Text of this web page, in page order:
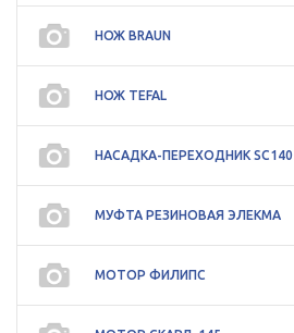
НОЖ BRAUN
НОЖ TEFAL
НАСАДКА-ПЕРЕХОДНИК SC140
МУФТА РЕЗИНОВАЯ ЭЛЕКМА
МОТОР ФИЛИПС